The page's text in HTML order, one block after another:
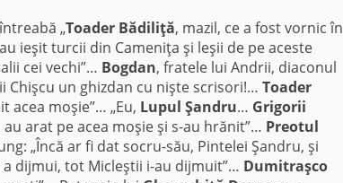
„Toader Bădiliţă, mazil, ce a fost vornic în
ieşit turcii din Cameniţa şi leşii de pe aceste
cei vechi”… Bogdan, fratele lui Andrii, diaconul
Chişcu un ghizdan cu nişte scrisori!… Toader
acea moşie”… „Eu, Lupul Şandru… Grigorii
arat pe acea moşie şi s-au hrănit”… Preotul
„Încă ar fi dat socru-său, Pintelei Şandru, şi
dijmui, tot Micleştii i-au dijmuit”… Dumitraşco